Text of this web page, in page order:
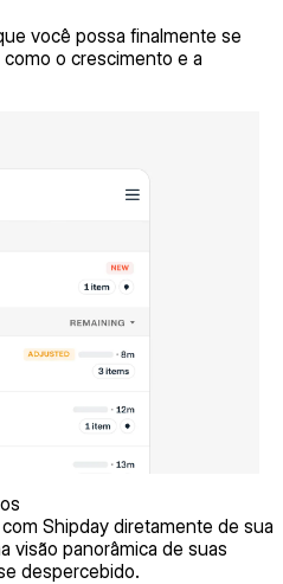
você possa finalmente se
o crescimento e a
Shipday diretamente de sua
visão panorâmica de suas
despercebido.